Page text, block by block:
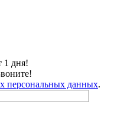
1 дня!
персональных данных.